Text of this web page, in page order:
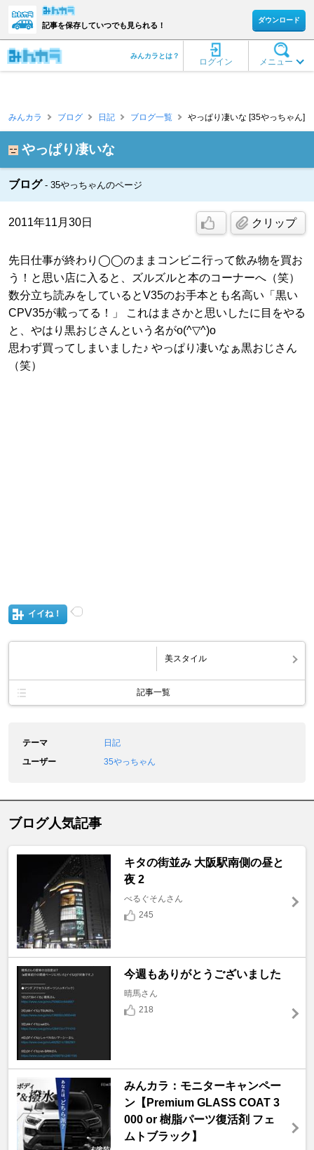
記事を保存していつでも見られる！
ダウンロード
メニュー
ログイン
みんカラとは？
みんカラ ブログ 日記 ブログ一覧 やっぱり凄いな [35やっちゃん]
やっぱり凄いな
ブログ 35やっちゃんのページ
2011年11月30日 クリップ
先日仕事が終わり◯◯のままコンビニ行って飲み物を買お
う！と思い店に入ると、ズルズルと本のコーナーへ（笑）
数分立ち読みをしているとV35のお手本とも名高い「黒い
CPV35が載ってる！」 これはまさかと思いしたに目をやる
と、やはり黒おじさんという名がo(^▽^)o
思わず買ってしまいました♪ やっぱり凄いなぁ黒おじさん
（笑）
イイね！
美スタイル
記事一覧
テーマ
日記
ユーザー
35やっちゃん
ブログ人気記事
キタの街並み 大阪駅南側の昼と
夜 2
べるぐそんさん
245
今週もありがとうございました
晴馬さん
218
みんカラ：モニターキャンペー
ン【Premium GLASS COAT 3
000 or 樹脂パーツ復活剤 フェ
ムトブラック】